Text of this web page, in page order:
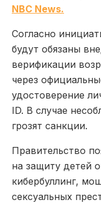
NBC News.
Согласно
будут обязаны
верификации
через
удостоверение
ID. В случае
грозят санкции.
Правительство
на защиту детей
кибербуллинг,
сексуальных